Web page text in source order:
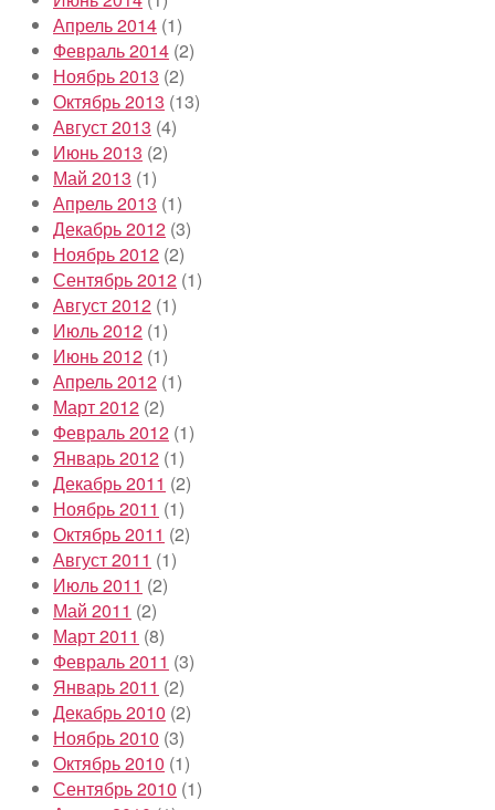
Апрель 2014 (1)
Февраль 2014 (2)
Ноябрь 2013 (2)
Октябрь 2013 (13)
Август 2013 (4)
Июнь 2013 (2)
Май 2013 (1)
Апрель 2013 (1)
Декабрь 2012 (3)
Ноябрь 2012 (2)
Сентябрь 2012 (1)
Август 2012 (1)
Июль 2012 (1)
Июнь 2012 (1)
Апрель 2012 (1)
Март 2012 (2)
Февраль 2012 (1)
Январь 2012 (1)
Декабрь 2011 (2)
Ноябрь 2011 (1)
Октябрь 2011 (2)
Август 2011 (1)
Июль 2011 (2)
Май 2011 (2)
Март 2011 (8)
Февраль 2011 (3)
Январь 2011 (2)
Декабрь 2010 (2)
Ноябрь 2010 (3)
Октябрь 2010 (1)
Сентябрь 2010 (1)